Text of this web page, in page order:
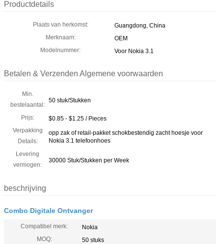
Productdetails
Plaats van herkomst:
Guangdong, China
Merknaam:
OEM
Modelnummer:
Voor Nokia 3.1
Betalen & Verzenden Algemene voorwaarden
Min.
bestelaantal:
50 stuk/Stukken
Prijs:
$0.85 - $1.25 / Pieces
Verpakking
Details:
opp zak of retail-pakket schokbestendig zacht hoesje voor
Nokia 3.1 telefoonhoes
Levering
vermogen:
30000 Stuk/Stukken per Week
beschrijving
Combo Digitale Ontvanger
Compatibel merk:
Nokia
MOQ:
50 stuks